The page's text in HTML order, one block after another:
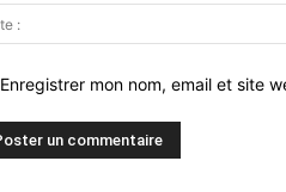
Enregistrer mon nom, email et site